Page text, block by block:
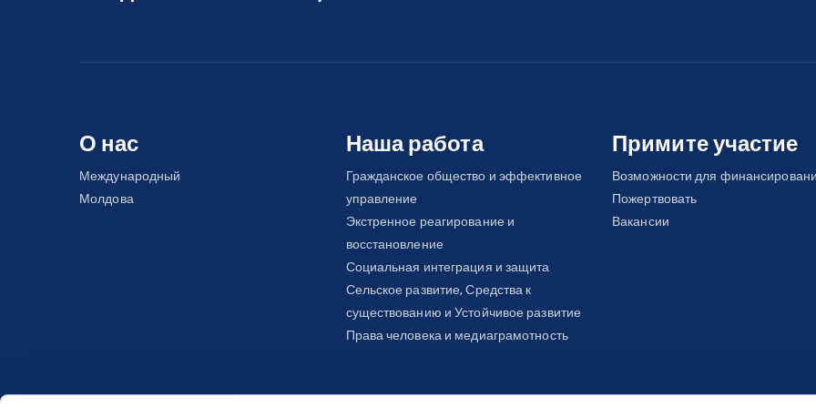
Donor: UNDP, Ministry of Foreign
4. May 2014 – February 2015
Donor: Ministry of Foreign Affairs
О нас
Международный
Молдова
Наша работа
Гражданское общество и эффективное
управление
Экстренное реагирование и
восстановление
Социальная интеграция и защита
Сельское развитие, Средства к
существованию и Устойчивое развитие
Права человека и медиаграмотность
Примите участие
Возможности для
Пожертвовать
Вакансии